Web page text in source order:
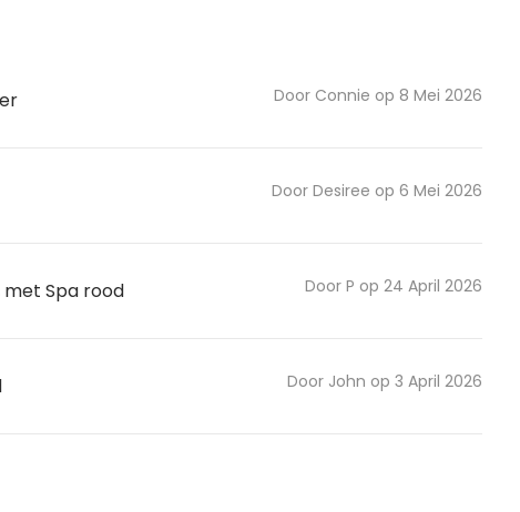
Door Connie op 8 Mei 2026
Door Desiree op 6 Mei 2026
met Spa rood Door P op 24 April 2026
Door John op 3 April 2026